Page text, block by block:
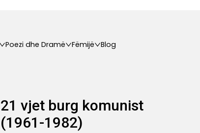
Poezi dhe Dramë Fëmijë Blog
21 vjet burg komunist
(1961-1982)